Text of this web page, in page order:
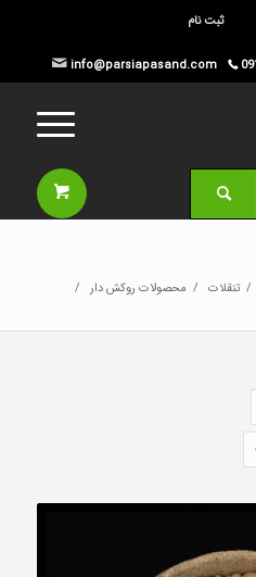
ثبت نام
info@parsiapasand.com 
/ تنقلات / محصولات روکش دار
/